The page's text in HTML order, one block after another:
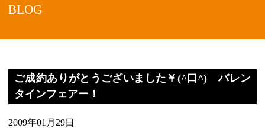
BLOG
ご成約ありがとうございました￥(^口^) バレン
タインフェアー！
2009年01月29日